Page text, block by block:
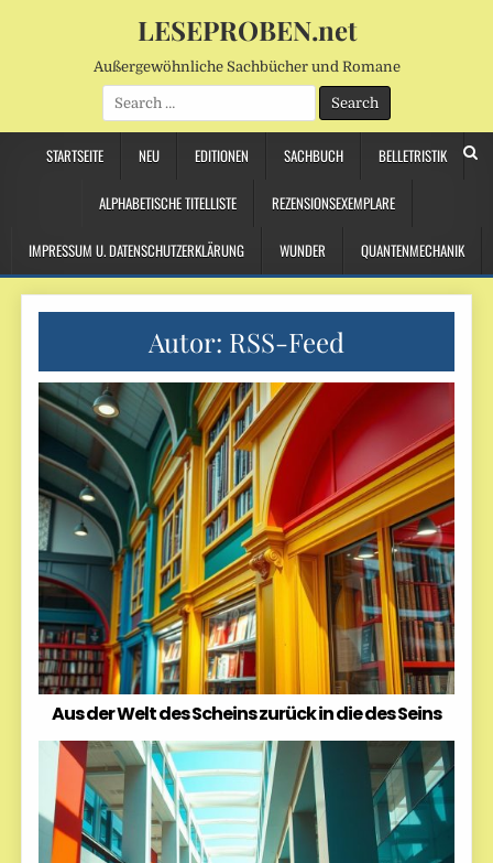
LESEPROBEN.net
Außergewöhnliche Sachbücher und Romane
Search
for:
STARTSEITE NEU EDITIONEN SACHBUCH BELLETRISTIK
ALPHABETISCHE TITELLISTE REZENSIONSEXEMPLARE
IMPRESSUM U. DATENSCHUTZERKLÄRUNG WUNDER QUANTENMECHANIK
Autor: RSS-Feed
Aus der Welt des Scheins zurück in die des Seins